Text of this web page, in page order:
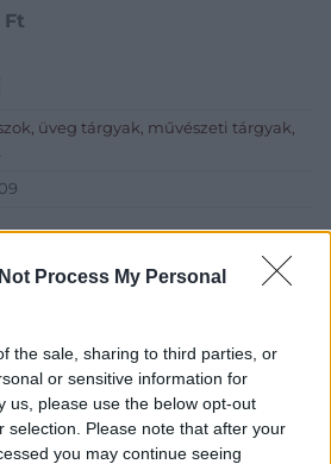
Process My Personal
the sale, sharing to third parties, or
or sensitive information for
us, please use the below opt-out
selection. Please note that after your
you may continue seeing
Ft
üveg tárgyak, művészeti tárgyak,
Eladó:Nagyházi Galéria és
Aukciósház